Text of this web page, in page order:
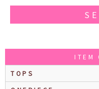
ITEM
TOPS